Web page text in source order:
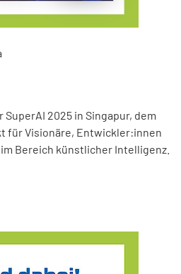
SuperAI 2025 in Singapur, dem
für Visionäre, Entwickler:innen
Bereich künstlicher Intelligenz.